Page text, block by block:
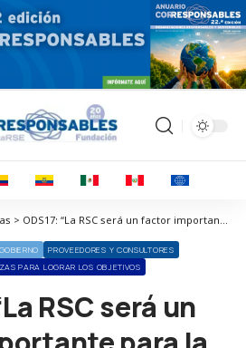
Corresponsables > Entrevistas > ODS17: “La RSC será un factor importante para la recuperación de las empresas tras la crisis provocada por el COVID-19”
PROVEEDORES Y CONSULTORES
PARA LOGRAR LOS OBJETIVOS
RSC será un